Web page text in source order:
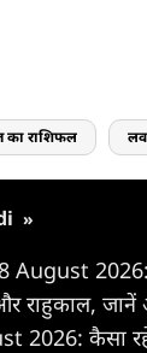
राशिफल
»
August
राहुकाल,
2026: कैसा